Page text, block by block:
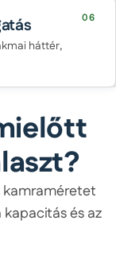
06
háttér,
kamraméretet
kapacitás és az